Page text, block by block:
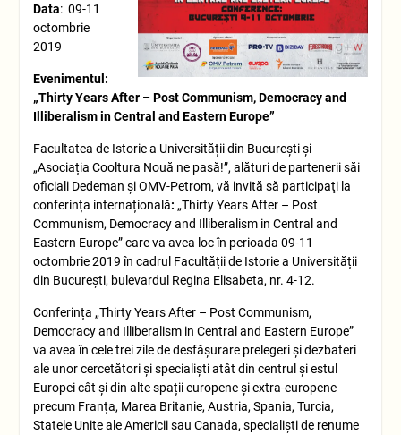
Data: 09-11
octombrie
2019
Evenimentul:
„Thirty Years After – Post Communism, Democracy and
Illiberalism in Central and Eastern Europe”
Facultatea de Istorie a Universității din București și
„Asociația Cooltura Nouă ne pasă!”, alături de partenerii săi
oficiali Dedeman și OMV-Petrom, vă invită să participaţi la
conferința internațională: „Thirty Years After – Post
Communism, Democracy and Illiberalism in Central and
Eastern Europe” care va avea loc în perioada 09-11
octombrie 2019 în cadrul Facultății de Istorie a Universității
din București, bulevardul Regina Elisabeta, nr. 4-12.
Conferința „Thirty Years After – Post Communism,
Democracy and Illiberalism in Central and Eastern Europe”
va avea în cele trei zile de desfășurare prelegeri și dezbateri
ale unor cercetători și specialiști atât din centrul și estul
Europei cât și din alte spații europene și extra-europene
precum Franța, Marea Britanie, Austria, Spania, Turcia,
Statele Unite ale Americii sau Canada, specialiști de renume